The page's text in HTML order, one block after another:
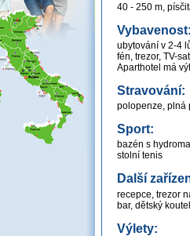
40 - 250 m,
Vybavenost:
ubytování v 2-4
fén, trezor, TV-
Aparthotel má
Stravování:
polopenze, plná
Sport:
bazén s
stolní tenis
Další
recepce, trezor
bar, dětský
Výlety: